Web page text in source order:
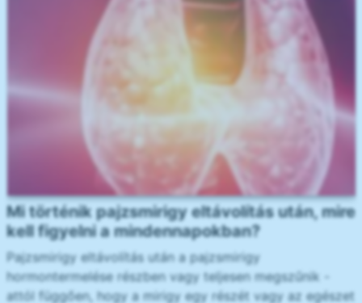
Mi történik pajzsmirigy eltávolítás után, mire
kell figyelni a mindennapokban?
Pajzsmirigy eltávolítás után a pajzsmirigy
hormontermelése részben vagy teljesen megszűnik -
attól függően, hogy a mirigy egy részét vagy az egészet